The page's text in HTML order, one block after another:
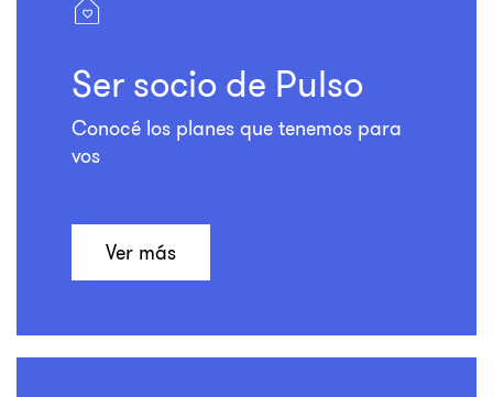
Ser socio de Pulso
Conocé los planes que tenemos para
vos
Ver más